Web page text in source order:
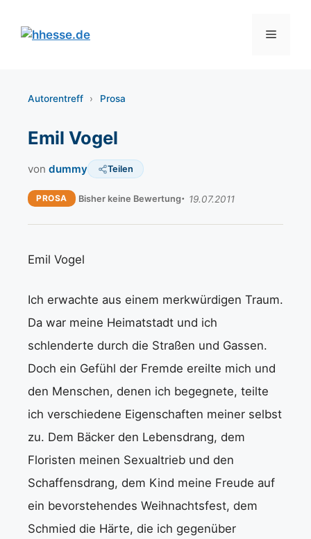
Inhalt
springen
Menü
Autorentreff › Prosa
Emil Vogel
von dummy Teilen
PROSA Bisher keine Bewertung 19.07.2011
Emil Vogel
Ich erwachte aus einem merkwürdigen Traum.
Da war meine Heimatstadt und ich
schlenderte durch die Straßen und Gassen.
Doch ein Gefühl der Fremde ereilte mich und
den Menschen, denen ich begegnete, teilte
ich verschiedene Eigenschaften meiner selbst
zu. Dem Bäcker den Lebensdrang, dem
Floristen meinen Sexualtrieb und den
Schaffensdrang, dem Kind meine Freude auf
ein bevorstehendes Weihnachtsfest, dem
Schmied die Härte, die ich gegenüber